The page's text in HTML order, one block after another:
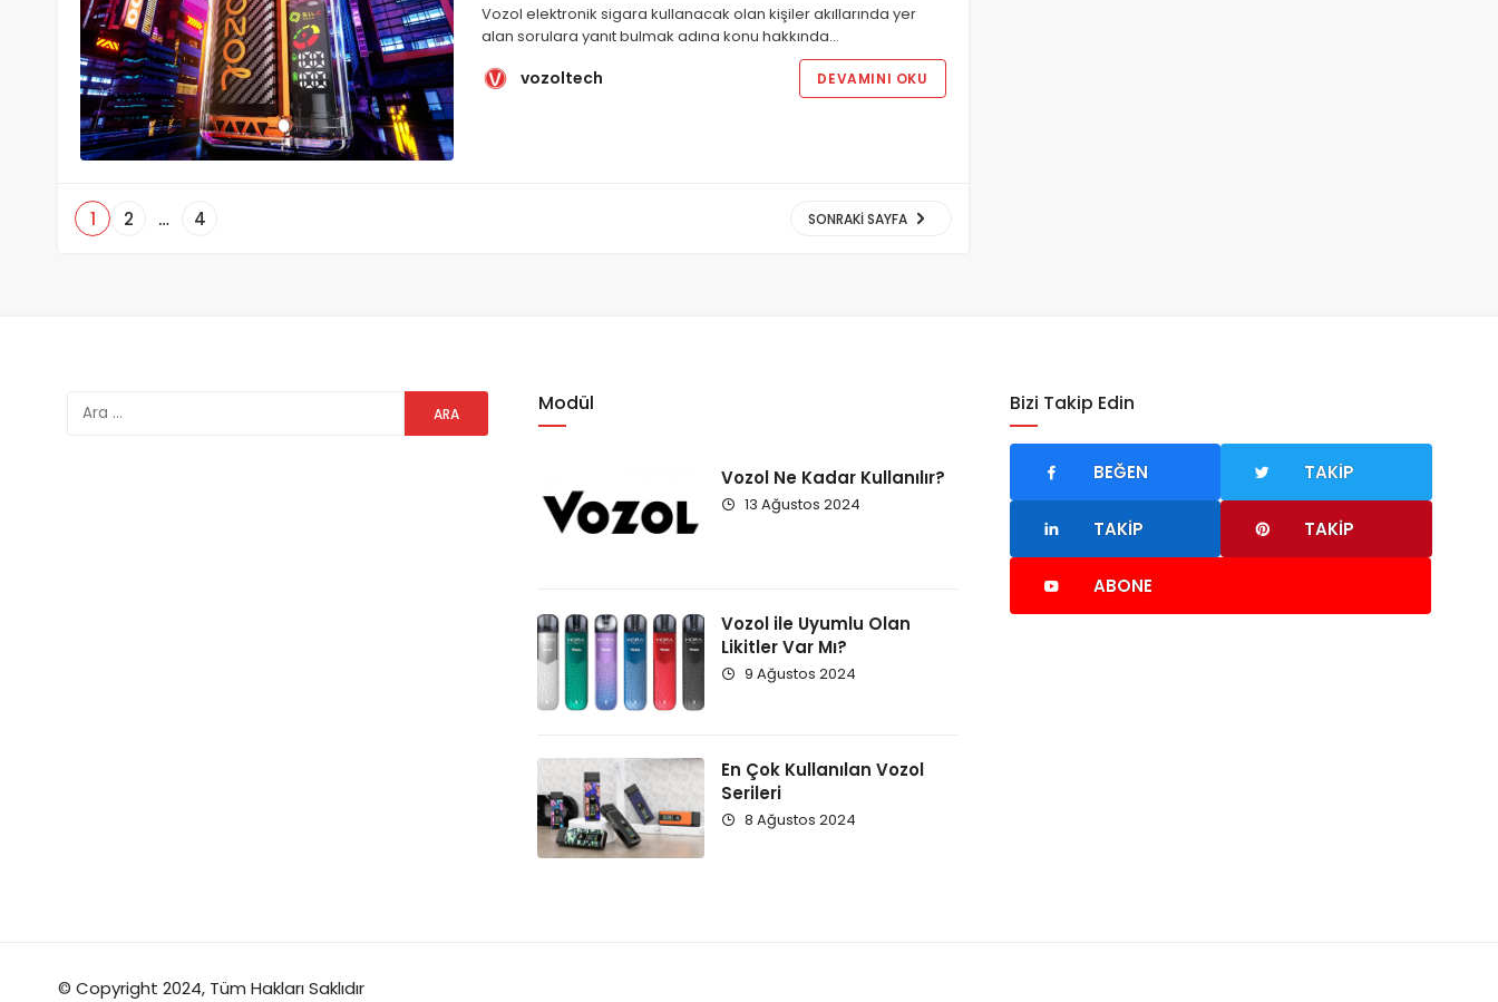
Vozol elektronik sigara kullanacak olan kişiler akıllarında yer
alan sorulara yanıt bulmak adına konu hakkında…
vozoltech DEVAMINI OKU
1 2 … 4 SONRAKI SAYFA
Modül
Vozol Ne Kadar Kullanılır?
13 Ağustos 2024
Vozol ile Uyumlu Olan
Likitler Var Mı?
9 Ağustos 2024
En Çok Kullanılan Vozol
Serileri
8 Ağustos 2024
Bizi Takip Edin
BEĞEN TAKIP
TAKIP TAKIP
ABONE
© Copyright 2024, Tüm Hakları Saklıdır